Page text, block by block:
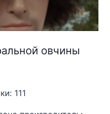
овчины
111